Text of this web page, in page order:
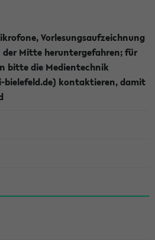
Vorlesungsaufzeichnung
der Mitte heruntergefahren; für
bitte die Medientechnik
bielefeld.de) kontaktieren, damit